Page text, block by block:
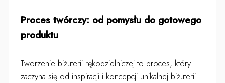
Proces twórczy: od pomysłu do gotowego
produktu
Tworzenie biżuterii rękodzielniczej to proces, który
zaczyna się od inspiracji i koncepcji unikalnej biżuterii.